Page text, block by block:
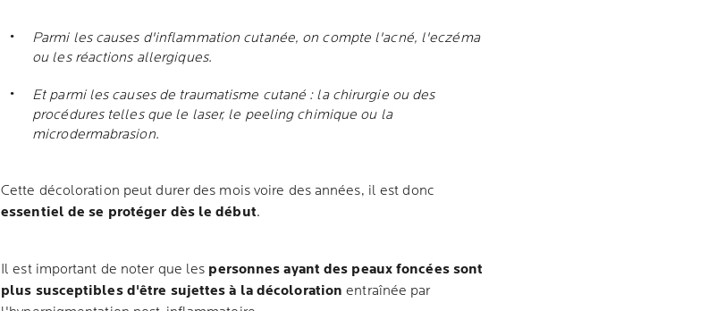
Parmi les causes d'inflammation cutanée, on compte l'acné, l'eczéma
ou les réactions allergiques.
Et parmi les causes de traumatisme cutané : la chirurgie ou des
procédures telles que le laser, le peeling chimique ou la
microdermabrasion.
Cette décoloration peut durer des mois voire des années, il est donc
essentiel de se protéger dès le début.
Il est important de noter que les personnes ayant des peaux foncées sont
plus susceptibles d'être sujettes à la décoloration entraînée par